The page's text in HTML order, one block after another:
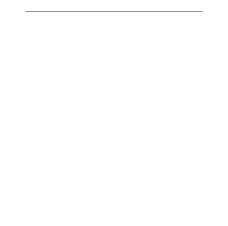
experience based on personal
An effect that's amiss in a lot of soft
genuine. If you find a similar
Perfume oils are more